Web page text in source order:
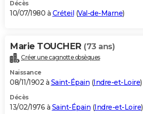
Décès
10/07/1980 à Créteil (Val-de-Marne)
Marie TOUCHER (73 ans)
Créer une cagnotte obsèques
Naissance
08/11/1902 à Saint-Épain (Indre-et-Loire)
Décès
13/02/1976 à Saint-Épain (Indre-et-Loire)